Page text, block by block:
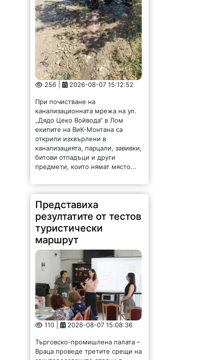
256 | 2026-08-07 15:12:52
При почистване на
канализационната мрежа на ул.
„Дядо Цеко Войвода“ в Лом
екипите на ВиК-Монтана са
открили изхвърлени в
канализацията, парцали, завивки,
битови отпадъци и други
предмети, които нямат място...
Представиха
резултатите от тестов
туристически
маршрут
110 | 2026-08-07 15:08:36
Търговско-промишлена палата –
Враца проведе третите срещи на